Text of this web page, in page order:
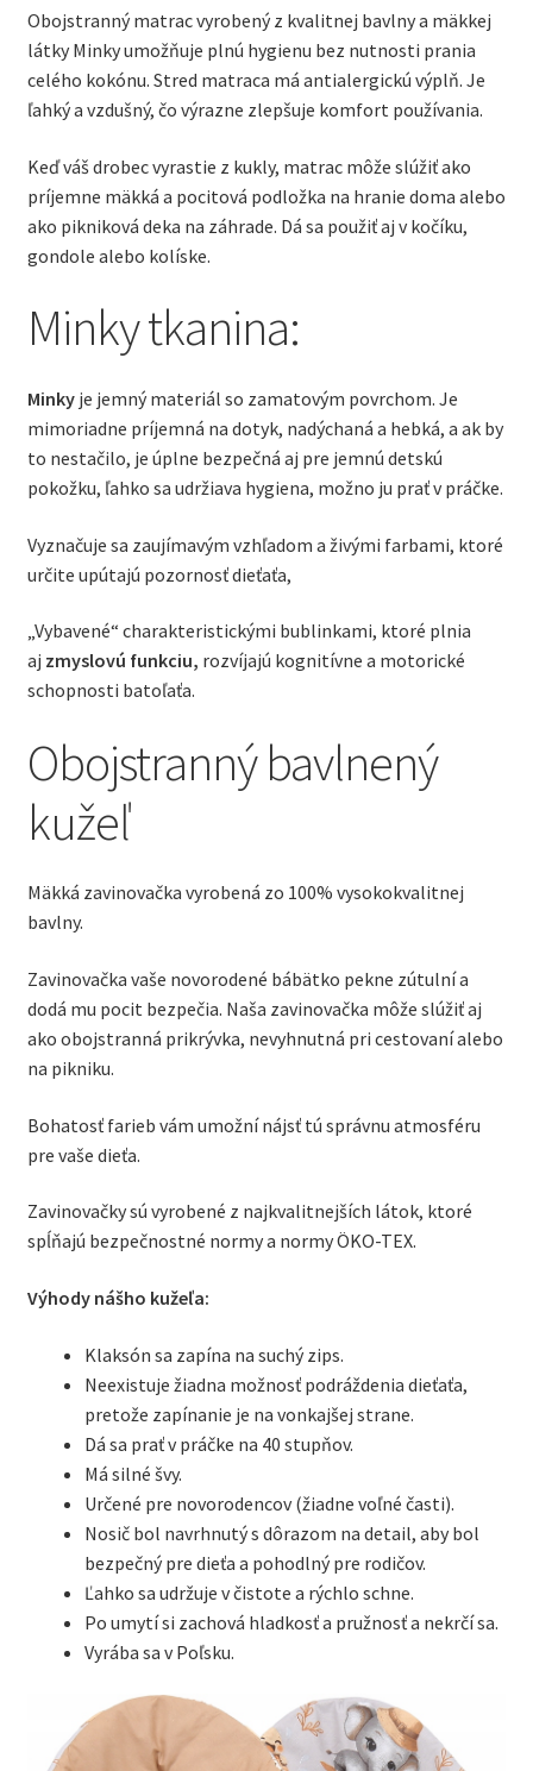
Obojstranný matrac vyrobený z kvalitnej bavlny a mäkkej
látky Minky umožňuje plnú hygienu bez nutnosti prania
celého kokónu. Stred matraca má antialergickú výplň. Je
ľahký a vzdušný, čo výrazne zlepšuje komfort používania.
Keď váš drobec vyrastie z kukly, matrac môže slúžiť ako
príjemne mäkká a pocitová podložka na hranie doma alebo
ako pikniková deka na záhrade. Dá sa použiť aj v kočíku,
gondole alebo kolíske.
Minky tkanina:
Minkyje jemný materiál so zamatovým povrchom. Je
mimoriadne príjemná na dotyk, nadýchaná a hebká, a ak by
to nestačilo, je úplne bezpečná aj pre jemnú detskú
pokožku, ľahko sa udržiava hygiena, možno ju prať v práčke.
Vyznačuje sa zaujímavým vzhľadom a živými farbami, ktoré
určite upútajú pozornosť dieťaťa,
„Vybavené“ charakteristickými bublinkami, ktoré plnia
aj zmyslovú funkciu, rozvíjajú kognitívne a motorické
schopnosti batoľaťa.
Obojstranný bavlnený
kužeľ
Mäkká zavinovačka vyrobená zo 100% vysokokvalitnej
bavlny.
Zavinovačka vaše novorodené bábätko pekne zútulní a
dodá mu pocit bezpečia. Naša zavinovačka môže slúžiť aj
ako obojstranná prikrývka, nevyhnutná pri cestovaní alebo
na pikniku.
Bohatosť farieb vám umožní nájsť tú správnu atmosféru
pre vaše dieťa.
Zavinovačky sú vyrobené z najkvalitnejších látok, ktoré
spĺňajú bezpečnostné normy a normy ÖKO-TEX.
Výhody nášho kužeľa:
Klaksón sa zapína na suchý zips.
Neexistuje žiadna možnosť podráždenia dieťaťa,
pretože zapínanie je na vonkajšej strane.
Dá sa prať v práčke na 40 stupňov.
Má silné švy.
Určené pre novorodencov (žiadne voľné časti).
Nosič bol navrhnutý s dôrazom na detail, aby bol
bezpečný pre dieťa a pohodlný pre rodičov.
Ľahko sa udržuje v čistote a rýchlo schne.
Po umytí si zachová hladkosť a pružnosť a nekrčí sa.
Vyrába sa v Poľsku.